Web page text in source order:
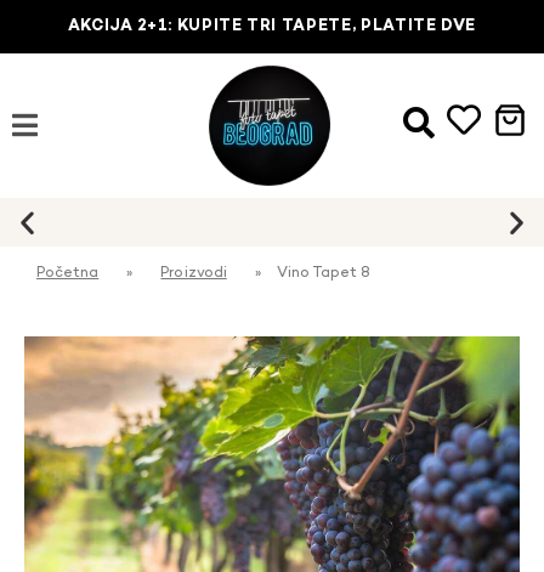
AKCIJA 2+1: KUPITE TRI TAPETE, PLATITE DVE
Početna » Proizvodi » Vino Tapet 8